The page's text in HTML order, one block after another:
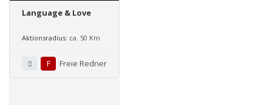
Language & Love
Aktionsradius: ca. 50 Km
F Freie Redner